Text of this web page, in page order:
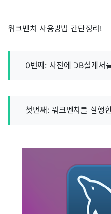
워크벤치 사용방법 간단정리!
0번째: 사전에 DB설계서
첫번째: 워크벤치를 실행